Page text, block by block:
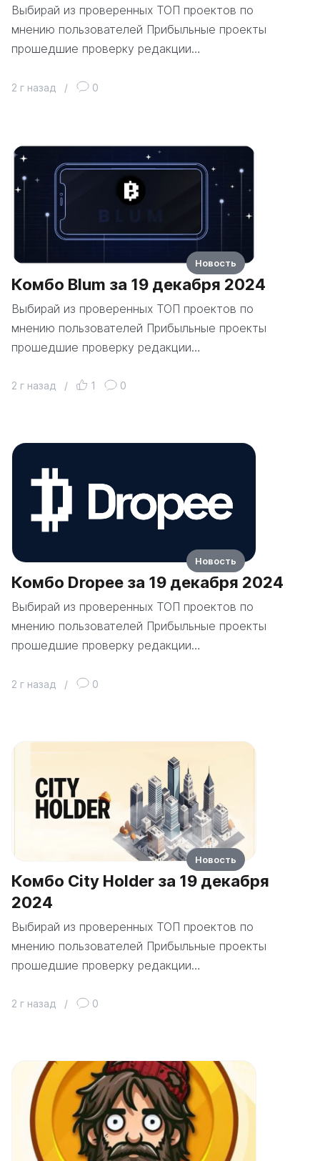
Выбирай из проверенных ТОП проектов по
мнению пользователей Прибыльные проекты
прошедшие проверку редакции…
2 г назад / 0
Комбо Blum за 19 декабря 2024
Выбирай из проверенных ТОП проектов по
мнению пользователей Прибыльные проекты
прошедшие проверку редакции…
2 г назад / 1 0
Новость
Комбо Dropee за 19 декабря 2024
Выбирай из проверенных ТОП проектов по
мнению пользователей Прибыльные проекты
прошедшие проверку редакции…
2 г назад / 0
Новость
Комбо City Holder за 19 декабря
2024
Выбирай из проверенных ТОП проектов по
мнению пользователей Прибыльные проекты
прошедшие проверку редакции…
2 г назад / 0
Новость